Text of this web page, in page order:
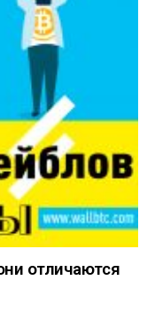
отличаются